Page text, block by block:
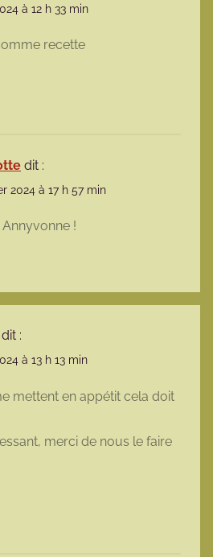
à 12 h 33 min
recette
dit :
2024 à 17 h 57 min
!
dit :
à 13 h 13 min
mettent en appétit cela doit
merci de nous le faire